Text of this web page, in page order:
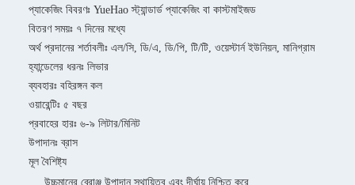
প্যাকেজিং বিবরণঃ YueHao স্ট্যান্ডার্ড প্যাকেজিং বা কাস্টমাইজড
বিতরণ সময়ঃ ৭ দিনের মধ্যে
অর্থ প্রদানের শর্তাবলীঃ এল/সি, ডি/এ, ডি/পি, টি/টি, ওয়েস্টার্ন ইউনিয়ন, মানিগ্রাম
হ্যান্ডেলের ধরনঃ লিভার
ব্যবহারঃ বহিরঙ্গন কল
ওয়ারেন্টিঃ ৫ বছর
প্রবাহের হারঃ ৬-৯ লিটার/মিনিট
উপাদানঃ ব্রাস
মূল বৈশিষ্ট্য
উচ্চমানের ব্রোঞ্জ উপাদান স্থায়িত্ব এবং দীর্ঘায়ু নিশ্চিত করে